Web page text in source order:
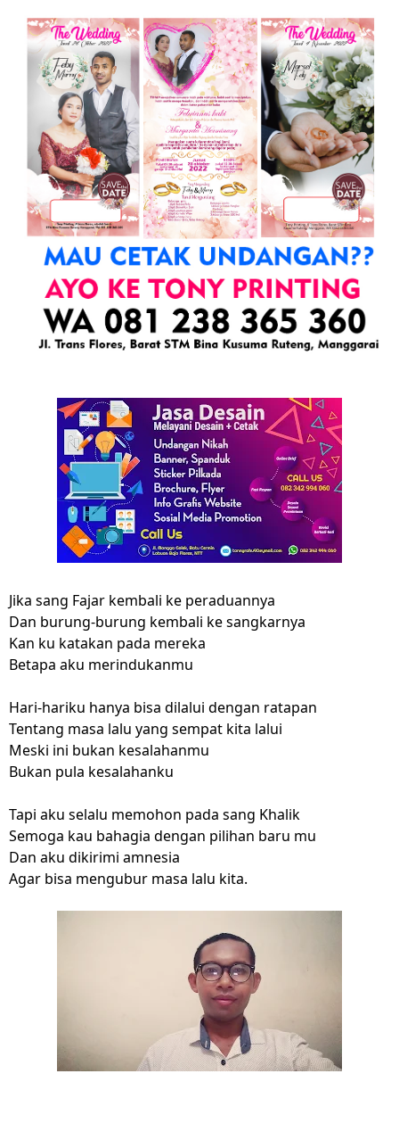
Jika sang Fajar kembali ke peraduannya
Dan burung-burung kembali ke sangkarnya
Kan ku katakan pada mereka
Betapa aku merindukanmu
Hari-hariku hanya bisa dilalui dengan ratapan
Tentang masa lalu yang sempat kita lalui
Meski ini bukan kesalahanmu
Bukan pula kesalahanku
Tapi aku selalu memohon pada sang Khalik
Semoga kau bahagia dengan pilihan baru mu
Dan aku dikirimi amnesia
Agar bisa mengubur masa lalu kita.